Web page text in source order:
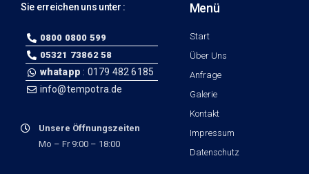
Sie erreichen uns unter :
0800 0800 599
05321 73862 58
whatapp: 0179 482 6185
info@tempotra.de
Unsere Öffnungszeiten
Mo – Fr 9:00 – 18:00
Menü
Start
Über Uns
Anfrage
Galerie
Kontakt
Impressum
Datenschutz